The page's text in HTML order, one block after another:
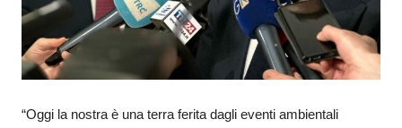
“Oggi la nostra è una terra ferita dagli eventi ambientali